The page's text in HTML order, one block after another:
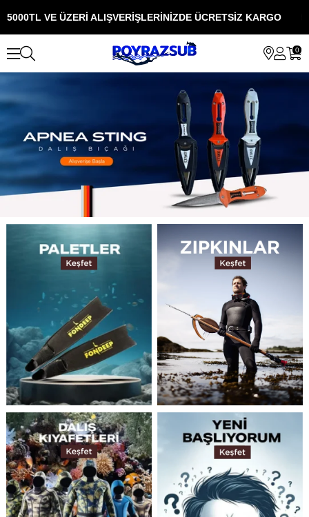
5000TL VE ÜZERİ ALIŞVERİŞLERİNİZDE ÜCRETSİZ KARGO
0